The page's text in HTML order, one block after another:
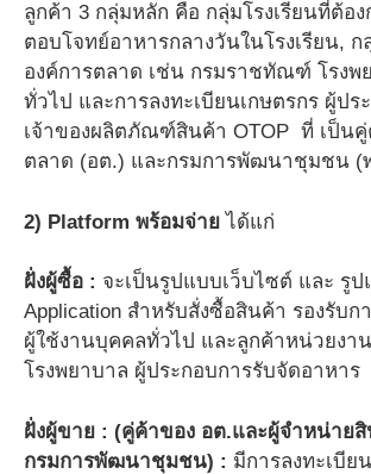
ลูกค้า 3 กลุ่มหลัก คือ กลุ่มโรงเรียนที่ต้อ
ตอบโจทย์อาหารกลางวันในโรงเรียน, ก
องค์การตลาด เช่น กรมราชทัณฑ์ โรงพ
ทั่วไป และการลงทะเบียนเกษตรกร ผู้ปร
เจ้าของผลิตภัณฑ์สินค้า OTOP ที่ เป็นคู่
ตลาด (อต.) และกรมการพัฒนาชุมชน (
2) Platform พร้อมจ่าย ได้แก่
ฝั่งผู้ซื้อ : จะเป็นรูปแบบเว็บไซต์ และ รูป
Application สำหรับสั่งซื้อสินค้า รองรับก
ผู้ใช้งานบุคคลทั่วไป และลูกค้าหน่วยงาน
โรงพยาบาล ผู้ประกอบการรับจัดอาหาร
ฝั่งผู้ขาย : (คู่ค้าของ อต.และผู้จำหน่ายสิ
กรมการพัฒนาชุมชน) : มีการลงทะเบี